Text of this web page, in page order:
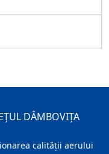
DÂMBOVIȚA
calității aerului